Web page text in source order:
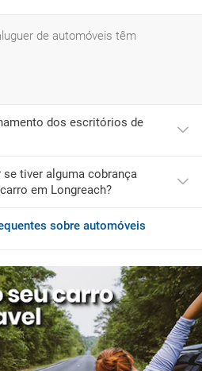
de automóveis têm
dos escritórios de
de rent a car neste
escritórios abertos todo o dia.
os horários exatos durante o
se tiver alguma cobrança
em Longreach?
adquirir serviços adicionais
sobre automóveis